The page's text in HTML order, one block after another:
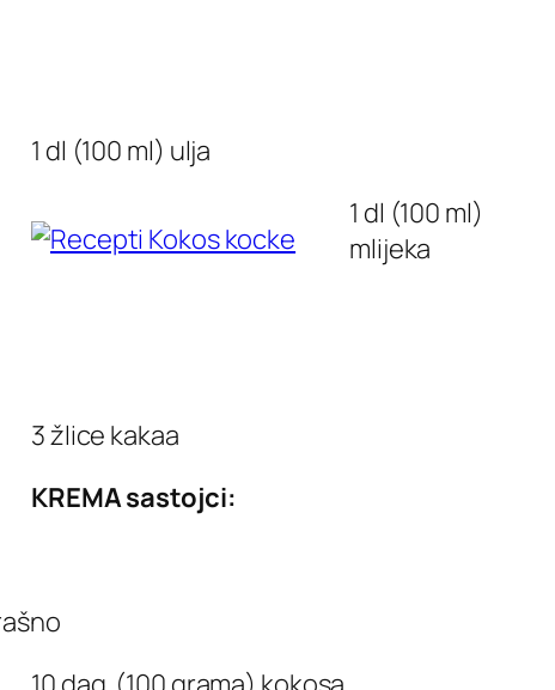
1 dl (100 ml) ulja
1 dl (100 ml)
mlijeka
3 žlice kakaa
KREMA sastojci: